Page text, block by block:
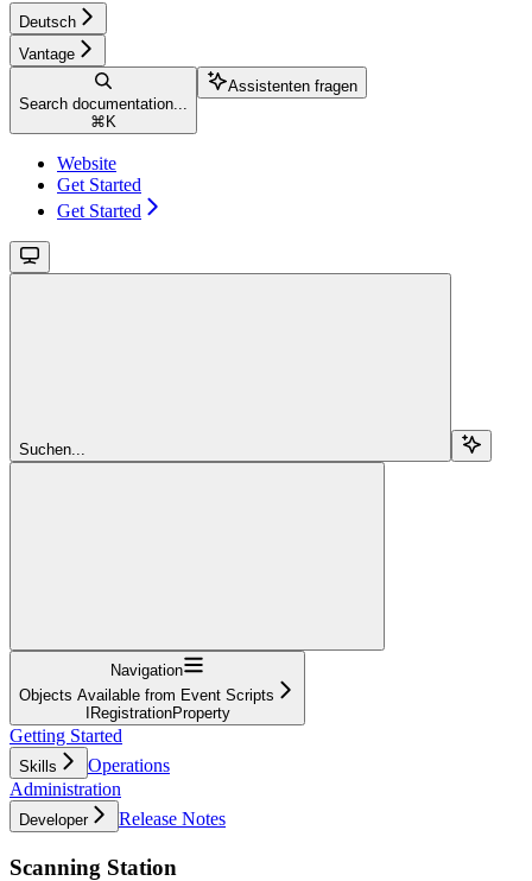
Deutsch
Vantage
Search documentation...
⌘ K
Assistenten fragen
Website
Get Started
Get Started
Suchen...
Navigation
Objects Available from Event Scripts
IRegistrationProperty
Getting Started
Skills
Operations
Administration
Developer Release Notes
Scanning Station